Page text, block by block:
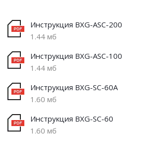
Инструкция BXG-ASC-200
1.44 мб
Инструкция BXG-ASC-100
1.44 мб
Инструкция BXG-SC-60A
1.60 мб
Инструкция BXG-SC-60
1.60 мб